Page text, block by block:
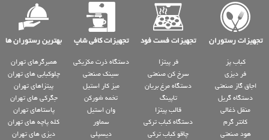
تجهیزات رستوران تجهیزات فست فود تجهیزات کافی شاپ بهترین رستوران ها
کباب پز
فر دیزی
اجاق گاز صنعتی
دستگاه گریل
منقل ذغالی
کانتر گرم
هود صنعتی
فر پیتزا
سرخ کن صنعتی
دستگاه مرغ بریان
تاپینگ
قالب پیتزا
دستگاه کباب ترکی
چاقو کباب ترکی
دستگاه ذرت مکزیکی
سینک صنعتی
میز کار استیل
تخمه شورکن
وان استیل
سماور
دیسپلی
همبرگرهای تهران
چلوکبابی های تهران
پیتزاهای تهران
جگرکی های تهران
پاستاهای تهران
کله پاچه های تهران
دیزی های تهران